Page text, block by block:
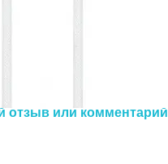
отзыв или комментарий